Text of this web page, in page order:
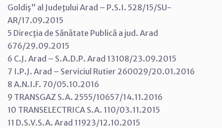
Goldiş” al Judeţului Arad – P.S.I. 528/15/SU-
AR/17.09.2015
5 Direcţia de Sănătate Publică a jud. Arad
676/29.09.2015
6 C.J. Arad – S.A.D.P. Arad 13108/23.09.2015
7 I.P.J. Arad – Serviciul Rutier 260029/20.01.2016
8 A.N.I.F. 70/05.10.2016
9 TRANSGAZ S.A. 2555/10657/14.11.2016
10 TRANSELECTRICA S.A. 110/03.11.2015
11 D.S.V.S.A. Arad 11923/12.10.2015